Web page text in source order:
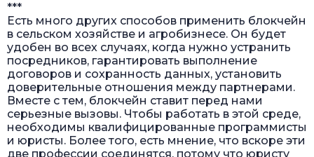
***
Есть много других способов применить блокчейн
в сельском хозяйстве и агробизнесе. Он будет
удобен во всех случаях, когда нужно устранить
посредников, гарантировать выполнение
договоров и сохранность данных, установить
доверительные отношения между партнерами.
Вместе с тем, блокчейн ставит перед нами
серьезные вызовы. Чтобы работать в этой среде,
необходимы квалифицированные программисты
и юристы. Более того, есть мнение, что вскоре эти
две профессии соединятся, потому что юристу